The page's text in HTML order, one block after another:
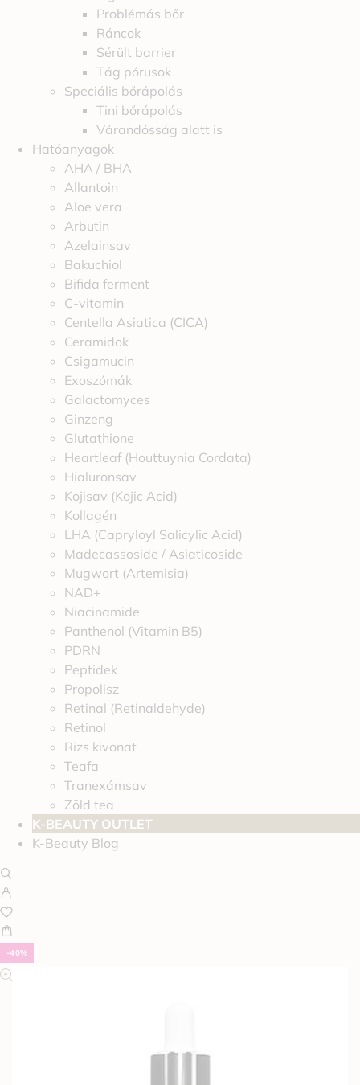
Problémás bőr
Ráncok
Sérült barrier
Tág pórusok
Speciális bőrápolás
Tini bőrápolás
Várandósság alatt is
Hatóanyagok
AHA / BHA
Allantoin
Aloe vera
Arbutin
Azelainsav
Bakuchiol
Bifida ferment
C-vitamin
Centella Asiatica (CICA)
Ceramidok
Csigamucin
Exoszómák
Galactomyces
Ginzeng
Glutathione
Heartleaf (Houttuynia Cordata)
Hialuronsav
Kojisav (Kojic Acid)
Kollagén
LHA (Capryloyl Salicylic Acid)
Madecassoside / Asiaticoside
Mugwort (Artemisia)
NAD+
Niacinamide
Panthenol (Vitamin B5)
PDRN
Peptidek
Propolisz
Retinal (Retinaldehyde)
Retinol
Rizs kivonat
Teafa
Tranexámsav
Zöld tea
K-BEAUTY OUTLET
K-Beauty Blog
-40%